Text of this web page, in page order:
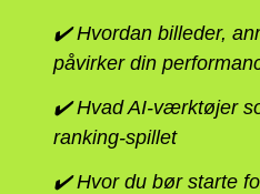
✔️ Hvordan billeder,
påvirker din
✔️ Hvad AI-værktøjer
ranking-spillet
✔️ Hvor du bør starte